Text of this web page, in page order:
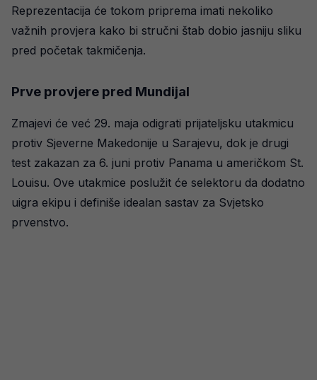
Reprezentacija će tokom priprema imati nekoliko
važnih provjera kako bi stručni štab dobio jasniju sliku
pred početak takmičenja.
Prve provjere pred Mundijal
Zmajevi će već 29. maja odigrati prijateljsku utakmicu
protiv Sjeverne Makedonije u Sarajevu, dok je drugi
test zakazan za 6. juni protiv Panama u američkom St.
Louisu. Ove utakmice poslužit će selektoru da dodatno
uigra ekipu i definiše idealan sastav za Svjetsko
prvenstvo.